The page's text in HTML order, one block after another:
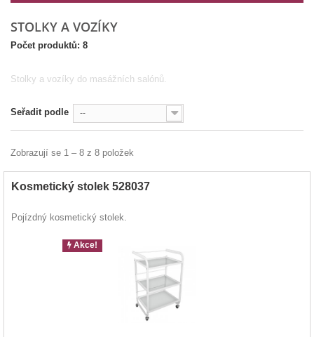
STOLKY A VOZÍKY
Počet produktů: 8
Stolky a vozíky do masážních salónů.
Seřadit podle --
Zobrazují se 1 – 8 z 8 položek
Kosmetický stolek 528037
Pojízdný kosmetický stolek.
Akce!